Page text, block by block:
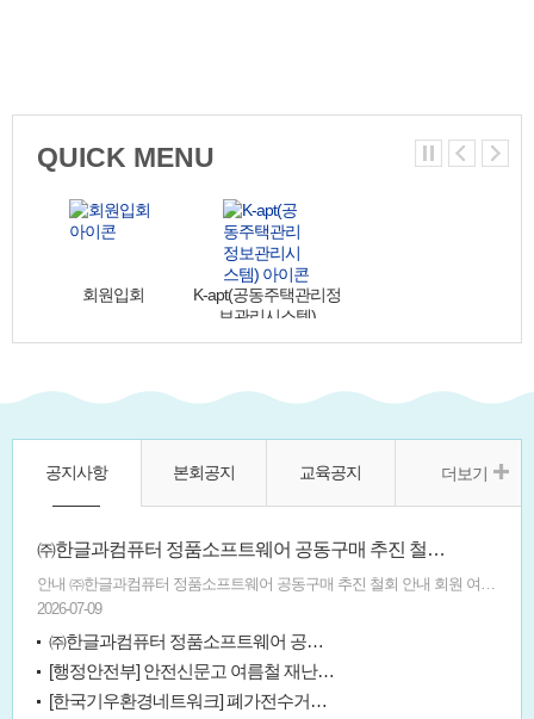
QUICK MENU
회원입회
K-apt(공동주택관리정
보관리시스템)
공지사항
㈜한글과컴퓨터 정품소프트웨어 공동구매 추진 철회 안내
안내 ㈜한글과컴퓨터 정품소프트웨어 공동구매 추진 철회 안내 회원 여러분께 전남도회는 ㈜한글과컴퓨터의 「SW 저작권 준수 여부 확인 요청」 공문과 관련하여 회원 여러...
2026-07-09
㈜한글과컴퓨터 정품소프트웨어 공동구매 협의 결과 안내
[행정안전부] 안전신문고 여름철 재난안전 집중신고제 홍보 협조요청
[한국기우환경네트워크] 폐가전수거함 운영 우수 공동주택 경진대회 홍보 협조 요청
더보기
본회공지 교육공지